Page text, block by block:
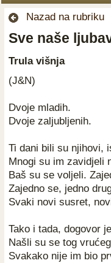
Nazad na rubriku
Sve naše
Trula višnja
(J&N)
Dvoje mladih.
Dvoje zaljubljenih.
Ti dani bili su njihovi,
Mnogi su im zavidjeli
Baš su se voljeli.
Zajedno se, jedno
Svaki novi susret,
Tako i tada, dogovor
Našli su se tog
Svakako nije im bio